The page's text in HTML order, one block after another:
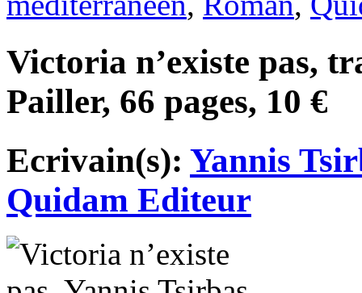
Victoria n’existe pas,
Pailler, 66 pages, 10 €
Ecrivain(s): Yannis
Quidam Editeur